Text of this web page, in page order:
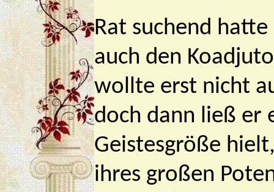
Rat suchend
auch den
wollte erst nicht
doch dann ließ er
Geistesgröße
ihres großen